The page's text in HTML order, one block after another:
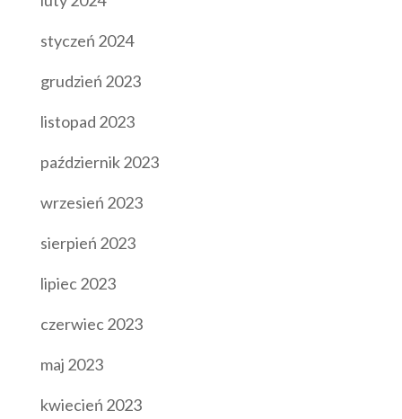
styczeń 2024
grudzień 2023
listopad 2023
październik 2023
wrzesień 2023
sierpień 2023
lipiec 2023
czerwiec 2023
maj 2023
kwiecień 2023